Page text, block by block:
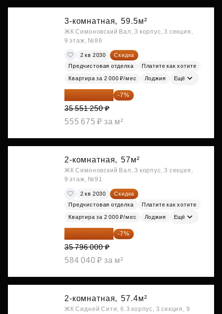
3-комнатная, 59.5м²
ЖК Симоновский Вал, 3 корпус, 3 секция,
9 этаж, №86
2 кв 2030
Скидка
Предчистовая отделка
Платите как хотите
Квартира за 2 000 ₽/мес Лоджия Ещё
33 062 663 ₽ -7%
35 551 250 ₽
555 675 ₽ за м²
2-комнатная, 57м²
ЖК Симоновский Вал, 3 корпус, 3 секция,
9 этаж, №91
2 кв 2030
Скидка
Предчистовая отделка
Платите как хотите
Квартира за 2 000 ₽/мес Лоджия Ещё
33 290 280 ₽ -7%
35 796 000 ₽
584 040 ₽ за м²
2-комнатная, 57.4м²
ЖК Сидней Сити, 6.3 корпус, 3 секция, 9